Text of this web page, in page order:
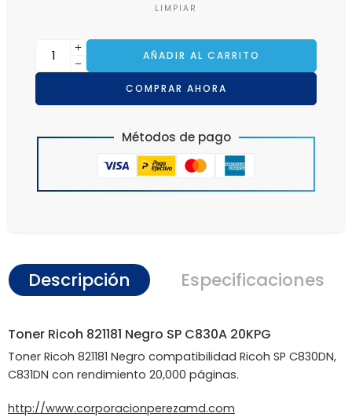
LIMPIAR
AÑADIR AL CARRITO
COMPRAR AHORA
Métodos de pago
Descripción Especificaciones
Toner Ricoh 821181 Negro SP C830A 20KPG
Toner Ricoh 821181 Negro compatibilidad Ricoh SP C830DN,
C831DN con rendimiento 20,000 páginas.
http://www.corporacionperezamd.com